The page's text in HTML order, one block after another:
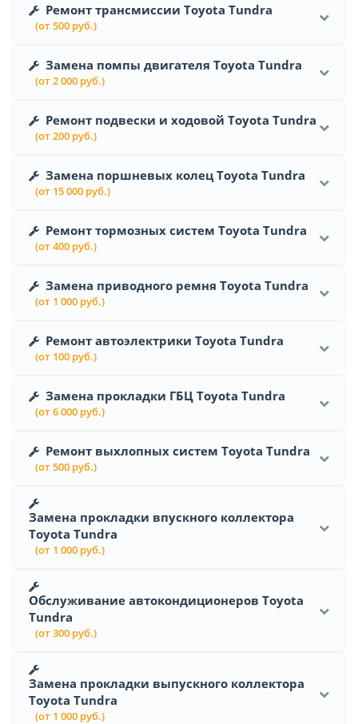
Ремонт трансмиссии Toyota Tundra
(от 500 руб.)
Замена помпы двигателя Toyota Tundra
(от 2 000 руб.)
Ремонт подвески и ходовой Toyota Tundra
(от 200 руб.)
Замена поршневых колец Toyota Tundra
(от 15 000 руб.)
Ремонт тормозных систем Toyota Tundra
(от 400 руб.)
Замена приводного ремня Toyota Tundra
(от 1 000 руб.)
Ремонт автоэлектрики Toyota Tundra
(от 100 руб.)
Замена прокладки ГБЦ Toyota Tundra
(от 6 000 руб.)
Ремонт выхлопных систем Toyota Tundra
(от 500 руб.)
Замена прокладки впускного коллектора
Toyota Tundra
(от 1 000 руб.)
Обслуживание автокондиционеров Toyota
Tundra
(от 300 руб.)
Замена прокладки выпускного коллектора
Toyota Tundra
(от 1 000 руб.)